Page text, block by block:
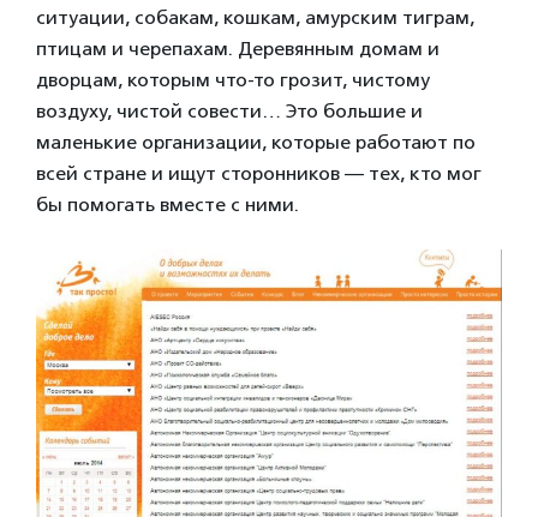
ситуации, собакам, кошкам, амурским тиграм,
птицам и черепахам. Деревянным домам и
дворцам, которым что-то грозит, чистому
воздуху, чистой совести… Это большие и
маленькие организации, которые работают по
всей стране и ищут сторонников — тех, кто мог
бы помогать вместе с ними.